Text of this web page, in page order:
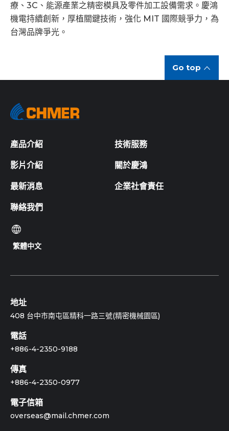
療、3C、能源產業之精密模具及零件加工設備需求。慶鴻
機電持續創新，厚植關鍵技術，強化 MIT 國際競爭力，為
台灣品牌爭光。
Go top
產品介紹 技術服務
影片介紹 關於慶鴻
最新消息 企業社會責任
聯絡我們
繁體中文
地址
408 台中市南屯區精科一路三號(精密機械園區)
電話
+886-4-2350-9188
傳真
+886-4-2350-0977
電子信箱
overseas@mail.chmer.com